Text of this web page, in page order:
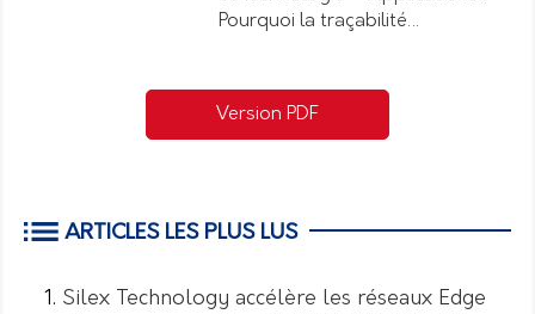
Pourquoi la traçabilité…
Version PDF
ARTICLES LES PLUS LUS
Silex Technology accélère les réseaux Edge